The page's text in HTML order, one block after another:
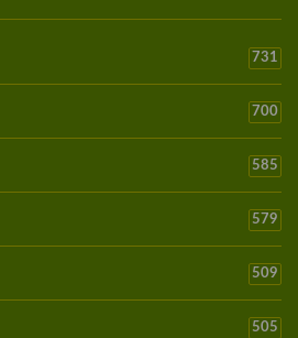
731
700
585
579
509
505